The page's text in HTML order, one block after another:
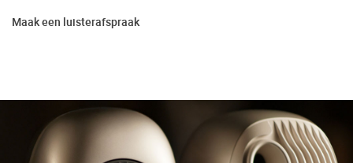
Maak een luisterafspraak